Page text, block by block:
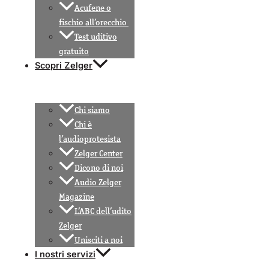
Acufene o
fischio all’orecchio
Test uditivo
gratuito
Scopri Zelger
Chi siamo
Chi è
l’audioprotesista
Zelger Center
Dicono di noi
Audio Zelger
Magazine
L’ABC dell’udito
Zelger
Unisciti a noi
I nostri servizi